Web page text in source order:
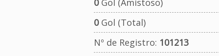
0Gol (Amistoso)
0Gol (Total)
Nº de Registro: 101213